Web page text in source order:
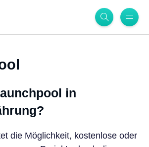
in
die Möglichkeit, kostenlose oder